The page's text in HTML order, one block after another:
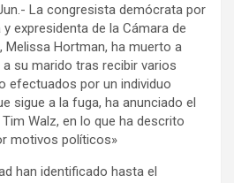
Jun.- La congresista demócrata por
expresidenta de la Cámara de
Melissa Hortman, ha muerto a
su marido tras recibir varios
efectuados por un individuo
sigue a la fuga, ha anunciado el
Walz, en lo que ha descrito
motivos políticos»
han identificado hasta el